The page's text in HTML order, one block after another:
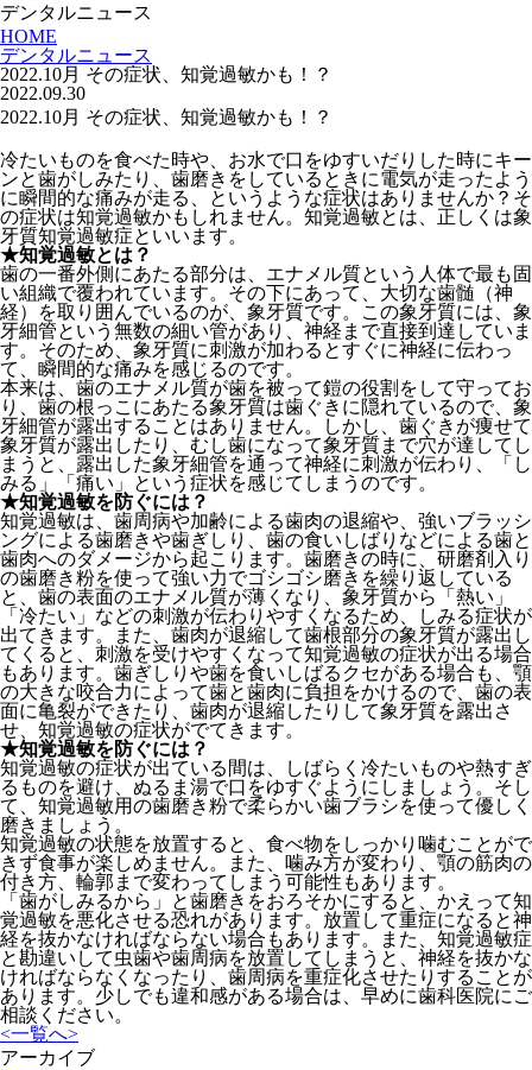
デンタルニュース
HOME
デンタルニュース
2022.10月 その症状、知覚過敏かも！？
2022.09.30
2022.10月 その症状、知覚過敏かも！？
冷たいものを食べた時や、お水で口をゆすいだりした時にキー
ンと歯がしみたり、歯磨きをしているときに電気が走ったよう
に瞬間的な痛みが走る、というような症状はありませんか？そ
の症状は知覚過敏かもしれません。知覚過敏とは、正しくは象
牙質知覚過敏症といいます。
★知覚過敏とは？
歯の一番外側にあたる部分は、エナメル質という人体で最も固
い組織で覆われています。その下にあって、大切な歯髄（神
経）を取り囲んでいるのが、象牙質です。この象牙質には、象
牙細管という無数の細い管があり、神経まで直接到達していま
す。そのため、象牙質に刺激が加わるとすぐに神経に伝わっ
て、瞬間的な痛みを感じるのです。
本来は、歯のエナメル質が歯を被って鎧の役割をして守ってお
り、歯の根っこにあたる象牙質は歯ぐきに隠れているので、象
牙細管が露出することはありません。しかし、歯ぐきが痩せて
象牙質が露出したり、むし歯になって象牙質まで穴が達してし
まうと、露出した象牙細管を通って神経に刺激が伝わり、「し
みる」「痛い」という症状を感じてしまうのです。
★知覚過敏を防ぐには？
知覚過敏は、歯周病や加齢による歯肉の退縮や、強いブラッシ
ングによる歯磨きや歯ぎしり、歯の食いしばりなどによる歯と
歯肉へのダメージから起こります。歯磨きの時に、研磨剤入り
の歯磨き粉を使って強い力でゴシゴシ磨きを繰り返している
と、歯の表面のエナメル質が薄くなり、象牙質から「熱い」
「冷たい」などの刺激が伝わりやすくなるため、しみる症状が
出てきます。また、歯肉が退縮して歯根部分の象牙質が露出し
てくると、刺激を受けやすくなって知覚過敏の症状が出る場合
もあります。歯ぎしりや歯を食いしばるクセがある場合も、顎
の大きな咬合力によって歯と歯肉に負担をかけるので、歯の表
面に亀裂ができたり、歯肉が退縮したりして象牙質を露出さ
せ、知覚過敏の症状がでてきます。
★知覚過敏を防ぐには？
知覚過敏の症状が出ている間は、しばらく冷たいものや熱すぎ
るものを避け、ぬるま湯で口をゆすぐようにしましょう。そし
て、知覚過敏用の歯磨き粉で柔らかい歯ブラシを使って優しく
磨きましょう。
知覚過敏の状態を放置すると、食べ物をしっかり噛むことがで
きず食事が楽しめません。また、噛み方が変わり、顎の筋肉の
付き方、輪郭まで変わってしまう可能性もあります。
「歯がしみるから」と歯磨きをおろそかにすると、かえって知
覚過敏を悪化させる恐れがあります。放置して重症になると神
経を抜かなければならない場合もあります。また、知覚過敏症
と勘違いして虫歯や歯周病を放置してしまうと、神経を抜かな
ければならなくなったり、歯周病を重症化させたりすることが
あります。少しでも違和感がある場合は、早めに歯科医院にご
相談ください。
<一覧へ>
アーカイブ